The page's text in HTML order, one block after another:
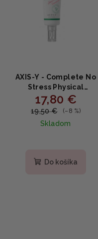
AXIS-Y - Complete No
Stress Physical
Sunscreen - Upokojujúci
minerálny opaľovací
krém s niacínamidom a
palinou 50ml
17,80 €
19,50 € (–8 %)
Skladom
Do košíka